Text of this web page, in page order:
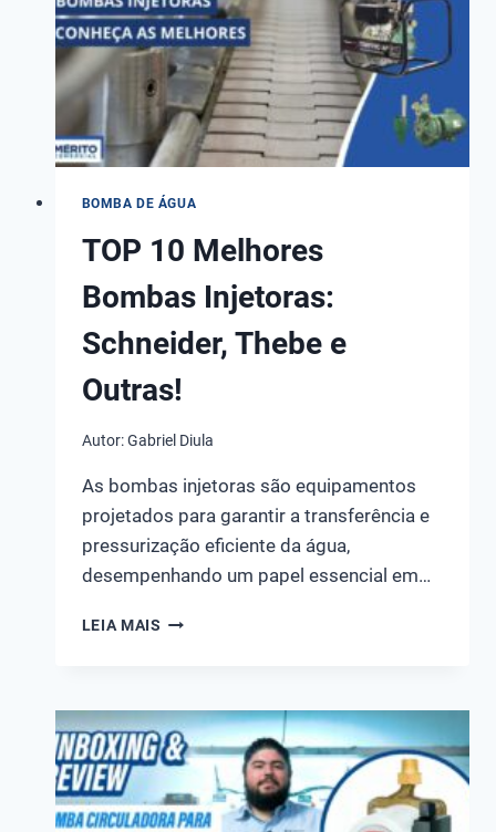
BOMBA DE ÁGUA
TOP 10 Melhores
Bombas Injetoras:
Schneider, Thebe e
Outras!
Autor: Gabriel Diula
As bombas injetoras são equipamentos
projetados para garantir a transferência e
pressurização eficiente da água,
desempenhando um papel essencial em…
LEIA MAIS TOP
INJETORAS:
SCHNEIDER,
THEBE
OUTRAS!